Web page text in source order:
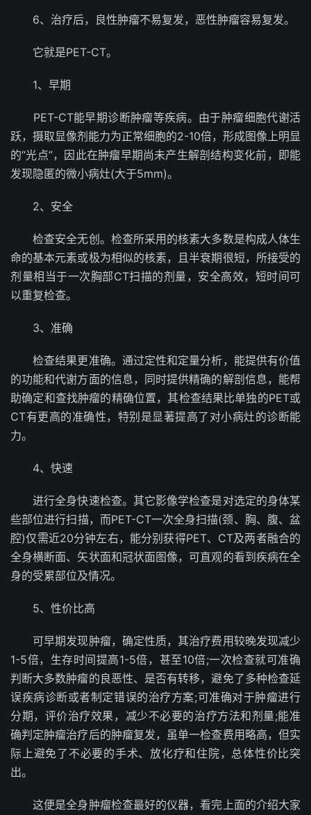
6、治疗后，良性肿瘤不易复发，恶性肿瘤容易复发。
它就是PET-CT。
1、早期
PET-CT能早期诊断肿瘤等疾病。由于肿瘤细胞代谢活
跃，摄取显像剂能力为正常细胞的2-10倍，形成图像上明显
的“光点”，因此在肿瘤早期尚未产生解剖结构变化前，即能
发现隐匿的微小病灶(大于5mm)。
2、安全
检查安全无创。检查所采用的核素大多数是构成人体生
命的基本元素或极为相似的核素，且半衰期很短，所接受的
剂量相当于一次胸部CT扫描的剂量，安全高效，短时间可
以重复检查。
3、准确
检查结果更准确。通过定性和定量分析，能提供有价值
的功能和代谢方面的信息，同时提供精确的解剖信息，能帮
助确定和查找肿瘤的精确位置，其检查结果比单独的PET或
CT有更高的准确性，特别是显著提高了对小病灶的诊断能
力。
4、快速
进行全身快速检查。其它影像学检查是对选定的身体某
些部位进行扫描，而PET-CT一次全身扫描(颈、胸、腹、盆
腔)仅需近20分钟左右，能分别获得PET、CT及两者融合的
全身横断面、矢状面和冠状面图像，可直观的看到疾病在全
身的受累部位及情况。
5、性价比高
可早期发现肿瘤，确定性质，其治疗费用较晚发现减少
1-5倍，生存时间提高1-5倍，甚至10倍;一次检查就可准确
判断大多数肿瘤的良恶性、是否有转移，避免了多种检查延
误疾病诊断或者制定错误的治疗方案;可准确对于肿瘤进行
分期，评价治疗效果，减少不必要的治疗方法和剂量;能准
确判定肿瘤治疗后的肿瘤复发，虽单一检查费用略高，但实
际上避免了不必要的手术、放化疗和住院，总体性价比突
出。
这便是全身肿瘤检查最好的仪器，看完上面的介绍大家